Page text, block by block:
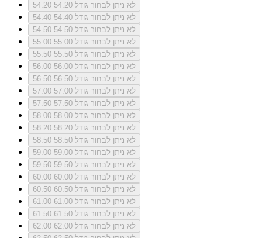
54.20
לא ניתן לבחור גודל 54.20
54.40
לא ניתן לבחור גודל 54.40
54.50
לא ניתן לבחור גודל 54.50
55.00
לא ניתן לבחור גודל 55.00
55.50
לא ניתן לבחור גודל 55.50
56.00
לא ניתן לבחור גודל 56.00
56.50
לא ניתן לבחור גודל 56.50
57.00
לא ניתן לבחור גודל 57.00
57.50
לא ניתן לבחור גודל 57.50
58.00
לא ניתן לבחור גודל 58.00
58.20
לא ניתן לבחור גודל 58.20
58.50
לא ניתן לבחור גודל 58.50
59.00
לא ניתן לבחור גודל 59.00
59.50
לא ניתן לבחור גודל 59.50
60.00
לא ניתן לבחור גודל 60.00
60.50
לא ניתן לבחור גודל 60.50
61.00
לא ניתן לבחור גודל 61.00
61.50
לא ניתן לבחור גודל 61.50
62.00
לא ניתן לבחור גודל 62.00